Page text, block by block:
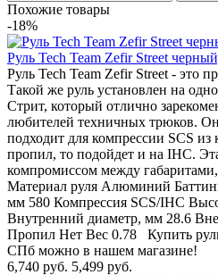
Похожие товары
-18%
Руль Tech Team Zefir Street
Руль Tech Team Zefir Street - это
Такой же руль установлен на
Стрит, который отлично
любителей техничных трюков.
подходит для компрессии SCS из
пропил, то подойдет и на IHC.
компромиссом между
Материал руля Алюминий
мм 580 Компрессия SCS/IHC
Внутренний диаметр, мм 28.6
Пропил Нет Вес 0.78 Купить
СПб можно в нашем магазине!
6,740 руб. 5,499 руб.